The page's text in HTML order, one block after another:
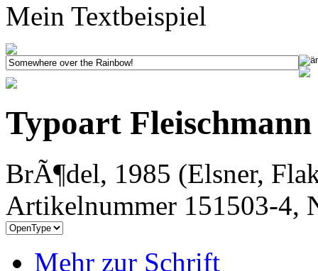
Mein Textbeispiel
Typoart
BrÃ¶del, 1985 (Elsner,
Artikelnummer 151503-4,
Mehr zur Schrift